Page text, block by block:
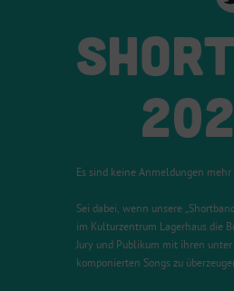
Es sind keine Anmeldungen
Sei dabei, wenn unsere
im Kulturzentrum Lagerhaus die
Jury und Publikum mit ihren unter
komponierten Songs zu